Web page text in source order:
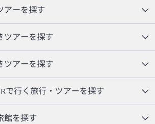
アーを探す
ツアーを探す
ツアーを探す
で行く旅行・ツアーを探す
館を探す